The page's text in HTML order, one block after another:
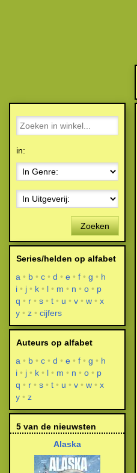
in:
Zoeken
Series/helden op alfabet
a
b c d e f g
h
i
j k l m n o
p
q
r s t u v w
x
y
z cijfers
Auteurs op alfabet
a
b c d e f g
h
i
j k l m n o
p
q
r s t u v w
x
y
z
5 van de nieuwsten
Alaska